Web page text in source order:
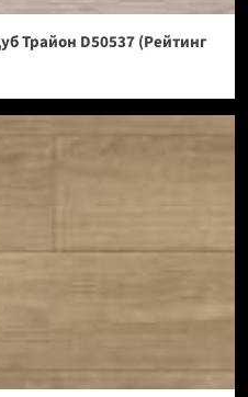
Трайон D50537 (Рейтинг